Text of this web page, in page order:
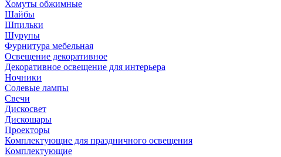
Хомуты обжимные
Шайбы
Шпильки
Шурупы
Фурнитура мебельная
Освещение декоративное
Декоративное освещение для интерьера
Ночники
Солевые лампы
Свечи
Дискосвет
Дискошары
Проекторы
Комплектующие для праздничного освещения
Комплектующие